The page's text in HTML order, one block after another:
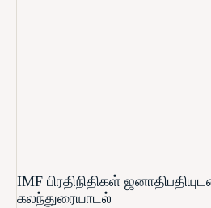
IMF பிரதிநிதிகள்
கலந்துரையாடல்